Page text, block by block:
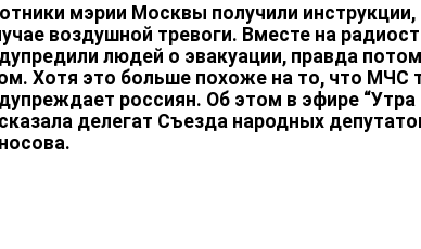
мэрии Москвы получили инструкции,
воздушной тревоги. Вместе на
людей о эвакуации, правда
Хотя это больше похоже на то, что МЧС
россиян. Об этом в эфире “Утра
делегат Съезда народных